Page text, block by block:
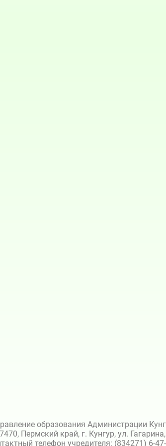
образования Администрации
Пермский край, г. Кунгур, ул.
телефон учредителя: (834271) 6-